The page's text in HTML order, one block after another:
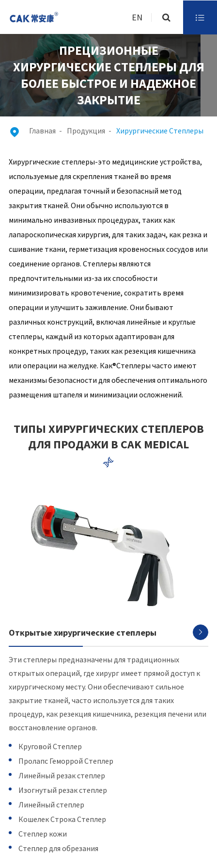
EN 
ПРЕЦИЗИОННЫЕ
ХИРУРГИЧЕСКИЕ СТЕПЛЕРЫ ДЛЯ
БОЛЕЕ БЫСТРОЕ И НАДЕЖНОЕ
ЗАКРЫТИЕ
 Главная Продукция Хирургические Степлеры
Хирургические степлеры-это медицинские устройства,
используемые для скрепления тканей во время
операции, предлагая точный и безопасный метод
закрытия тканей. Они обычно используются в
минимально инвазивных процедурах, таких как
лапароскопическая хирургия, для таких задач, как резка и
сшивание ткани, герметизация кровеносных сосудов или
соединение органов. Степлеры являются
предпочтительными из-за их способности
минимизировать кровотечение, сократить время
операции и улучшить заживление. Они бывают
различных конструкций, включая линейные и круглые
степлеры, каждый из которых адаптирован для
конкретных процедур, таких как резекция кишечника
или операции на желудке. Как®Степлеры часто имеют
механизмы безопасности для обеспечения оптимального
размещения штапеля и минимизации осложнений.
ТИПЫ ХИРУРГИЧЕСКИХ СТЕПЛЕРОВ
ДЛЯ ПРОДАЖИ В CAK MEDICAL

Открытые хирургические степлеры 
Эти степлеры предназначены для традиционных
открытых операций, где хирург имеет прямой доступ к
хирургическому месту. Они обеспечивают сильное
закрытие тканей, часто используется для таких
процедур, как резекция кишечника, резекция печени или
восстановление органов.
Круговой Степлер
Пролапс Геморрой Степлер
Линейный резак степлер
Изогнутый резак степлер
Линейный степлер
Кошелек Строка Степлер
Степлер кожи
Степлер для обрезания